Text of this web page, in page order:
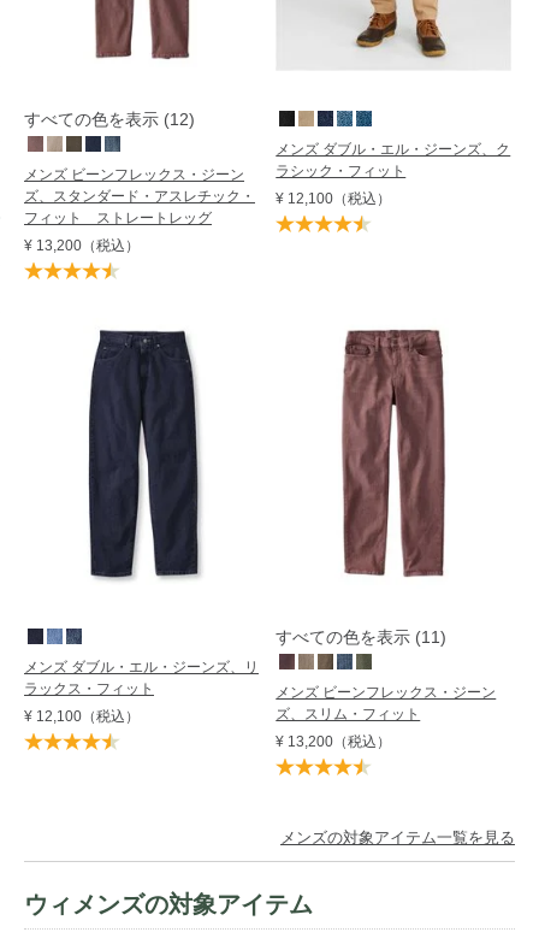
すべての色を表示 (12)
メンズ ビーンフレックス・ジーン
ズ、スタンダード・アスレチック・
フィット ストレートレッグ
¥ 13,200 （税込）
メンズ ダブル・エル・ジーンズ、ク
ラシック・フィット
¥ 12,100 （税込）
メンズ ダブル・エル・ジーンズ、リ
ラックス・フィット
¥ 12,100 （税込）
すべての色を表示 (11)
メンズ ビーンフレックス・ジーン
ズ、スリム・フィット
¥ 13,200 （税込）
メンズの対象アイテム一覧を見る
ウィメンズの対象アイテム